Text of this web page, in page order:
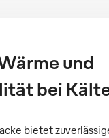
und
bei
bietet